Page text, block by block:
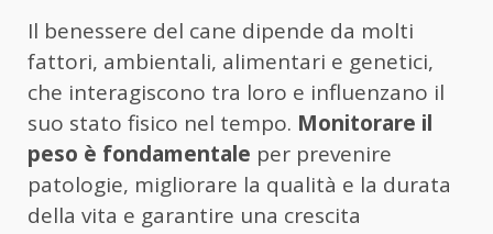
Il benessere del cane dipende da molti
fattori, ambientali, alimentari e genetici,
che interagiscono tra loro e influenzano il
suo stato fisico nel tempo. Monitorare il
peso è fondamentale per prevenire
patologie, migliorare la qualità e la durata
della vita e garantire una crescita